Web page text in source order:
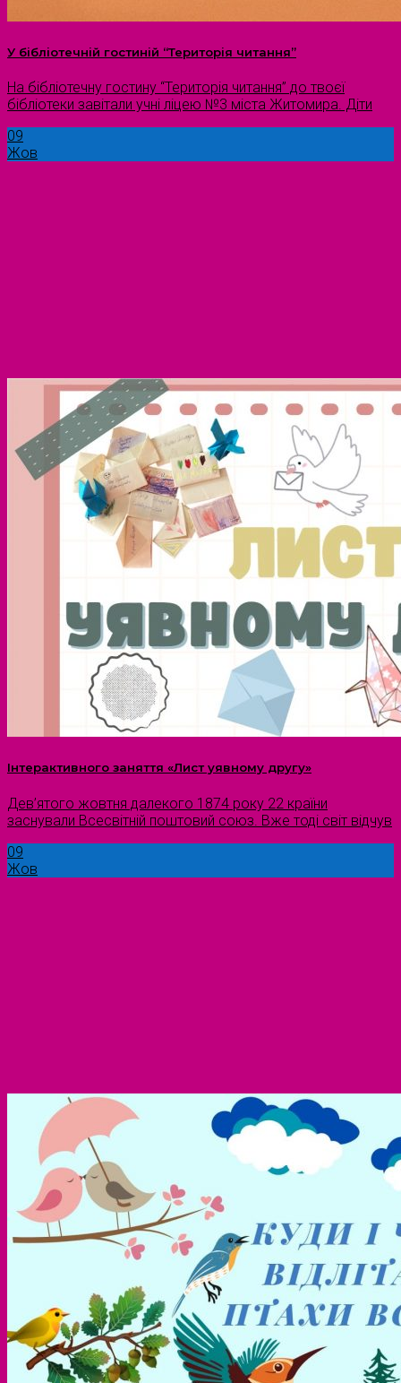
У бібліотечній гостиній “Територія читання”
На бібліотечну гостину “Територія читання” до твоєї
бібліотеки завітали учні ліцею №3 міста Житомира. Діти
09
Жов
Інтерактивного заняття «Лист уявному другу»
Дев’ятого жовтня далекого 1874 року 22 країни
заснували Всесвітній поштовий союз. Вже тоді світ відчув
09
Жов